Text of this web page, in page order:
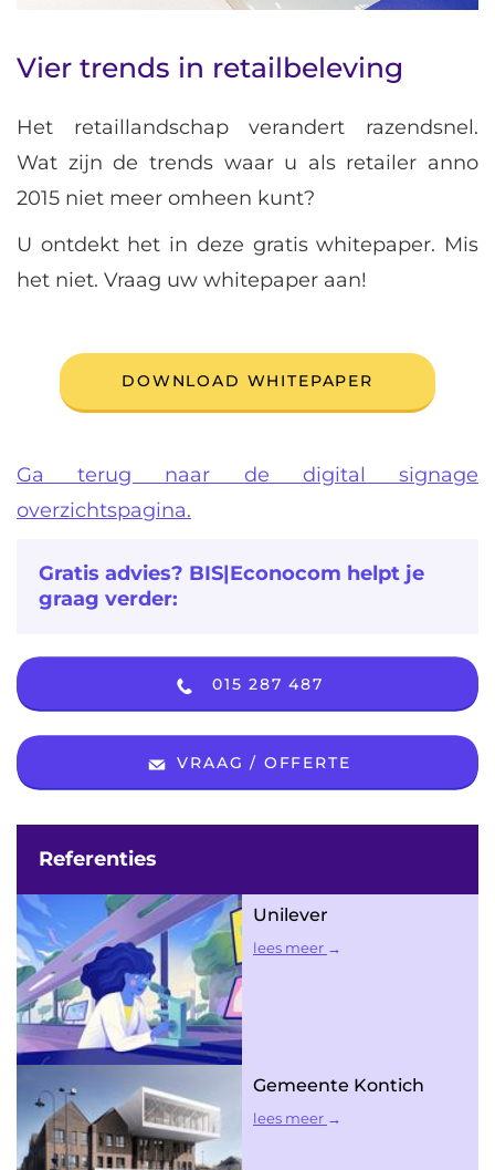
Vier trends in retailbeleving
Het retaillandschap verandert razendsnel.
Wat zijn de trends waar u als retailer anno
2015 niet meer omheen kunt?
U ontdekt het in deze gratis whitepaper. Mis
het niet. Vraag uw whitepaper aan!
DOWNLOAD WHITEPAPER
Ga terug naar de digital signage
overzichtspagina.
Gratis advies? BIS|Econocom helpt je
graag verder:
015 287 487
VRAAG / OFFERTE
Referenties
Unilever
lees meer
Gemeente Kontich
lees meer